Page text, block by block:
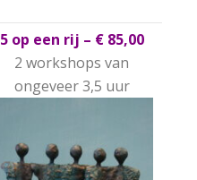
5 op een rij – € 85,00
2 workshops van
ongeveer 3,5 uur